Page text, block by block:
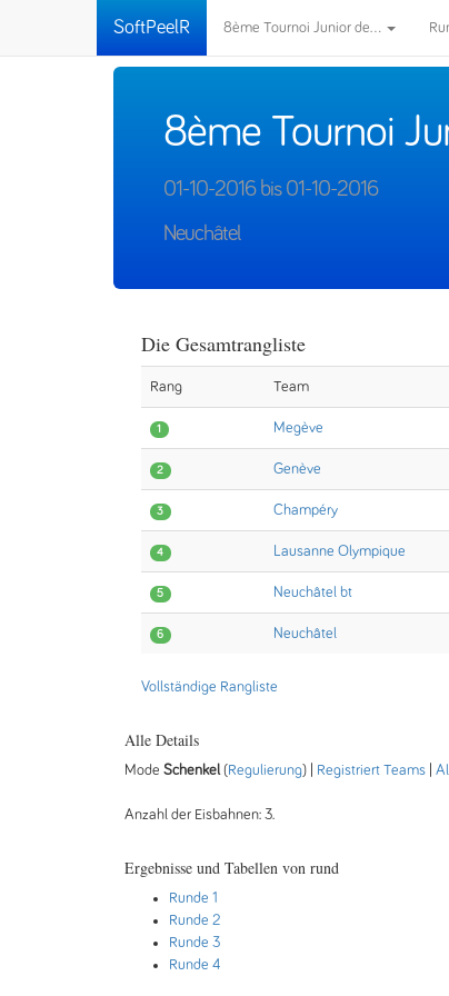
SoftPeelR 8ème Tournoi Junior de...
8ème Tournoi
01-10-2016 bis 01-10-2016
Neuchâtel
Die Gesamtrangliste
Rang Team
1 Megève
2 Genève
3 Champéry
4 Lausanne Olympique
5 Neuchâtel bt
6 Neuchâtel
Vollständige Rangliste
Alle Details
Mode Schenkel(Regulierung) | Registriert Teams
Anzahl der Eisbahnen: 3.
Ergebnisse und Tabellen von rund
Runde 1
Runde 2
Runde 3
Runde 4